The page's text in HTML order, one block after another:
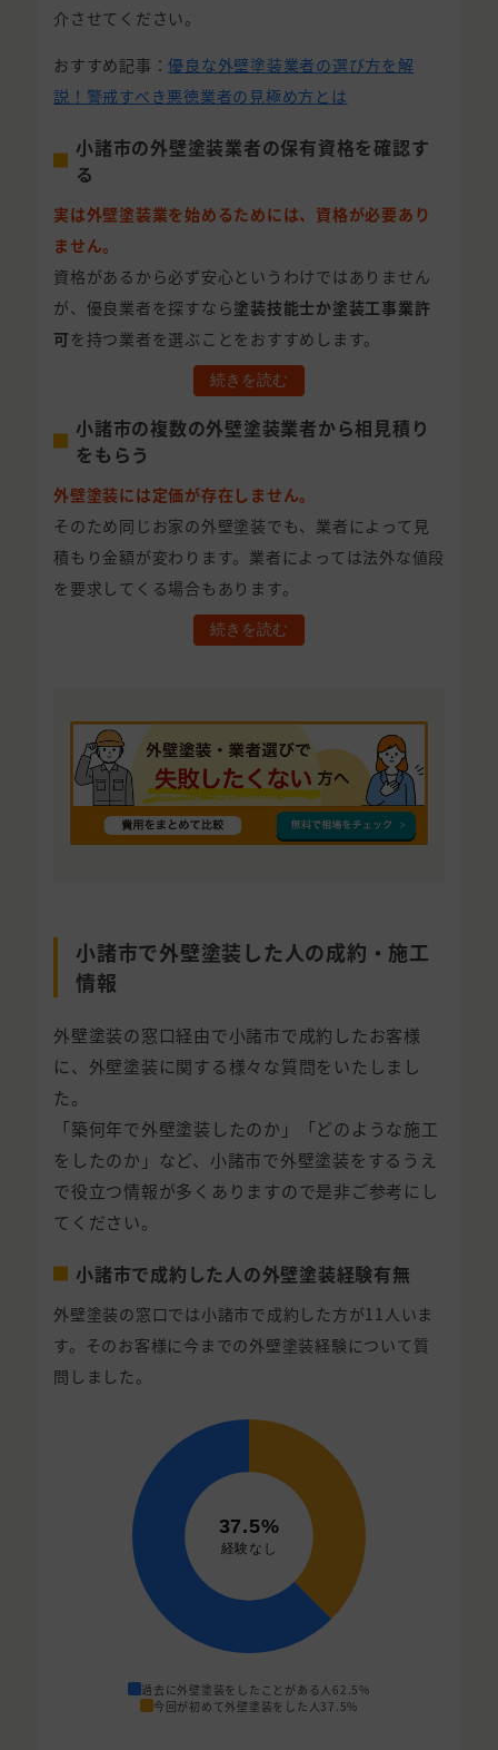
介させてください。
おすすめ記事：優良な外壁塗装業者の選び方を解
説！警戒すべき悪徳業者の見極め方とは
小諸市の外壁塗装業者の保有資格を確認す
る
実は外壁塗装業を始めるためには、資格が必要あり
ません。
資格があるから必ず安心というわけではありません
が、優良業者を探すなら塗装技能士か塗装工事業許
可 を持つ業者を選ぶことをおすすめします。
続きを読む
小諸市の複数の外壁塗装業者から相見積り
をもらう
外壁塗装には定価が存在しません。
そのため同じお家の外壁塗装でも、業者によって見
積もり金額が変わります。業者によっては法外な値段
を要求してくる場合もあります。
続きを読む
小諸市で外壁塗装した人の成約・施工
情報
外壁塗装の窓口経由で小諸市で成約したお客様
に、外壁塗装に関する様々な質問をいたしまし
た。
「築何年で外壁塗装したのか」「どのような施工
をしたのか」など、小諸市で外壁塗装をするうえ
で役立つ情報が多くありますので是非ご参考にし
てください。
小諸市で成約した人の外壁塗装経験有無
外壁塗装の窓口では小諸市で成約した方が11人いま
す。そのお客様に今までの外壁塗装経験について質
問しました。
過去に外壁塗装をしたことがある人62.5%
今回が初めて外壁塗装をした人 37.5%